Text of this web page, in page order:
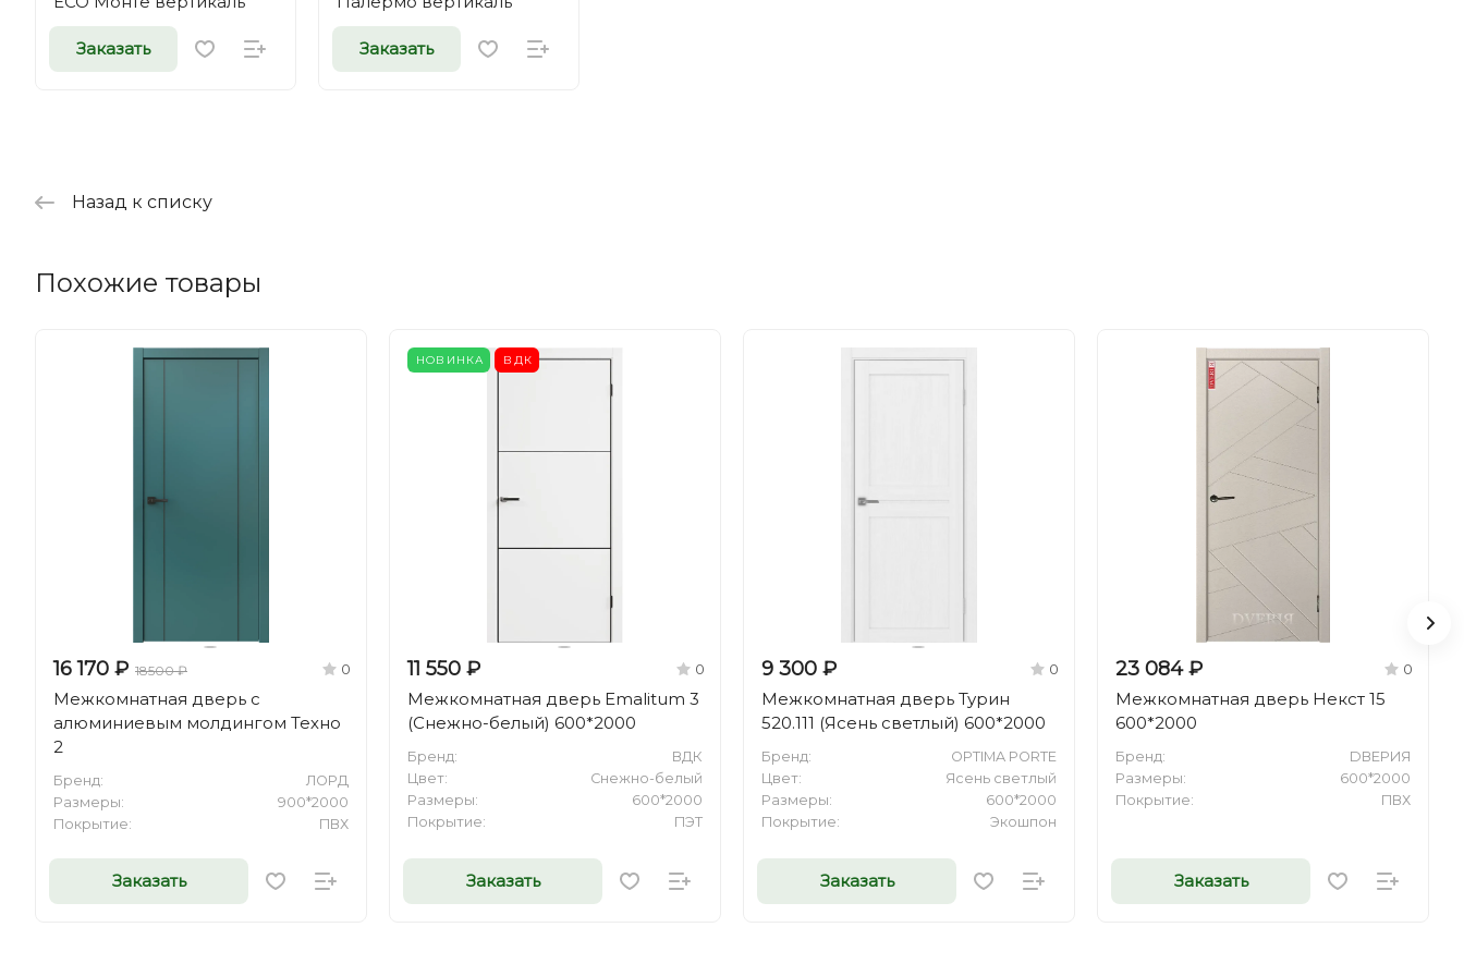
Заказать Заказать
Назад к списку
Похожие товары
16 170 ₽ 18500 ₽ 0
Межкомнатная дверь с
алюминиевым молдингом Техно
2
Бренд:
ЛОРД
Размеры:
900*2000
Покрытие:
ПВХ
Заказать
НОВИНКА ВДК
11 550 ₽ 0
Межкомнатная дверь Emalitum 3
(Снежно-белый) 600*2000
Бренд:
ВДК
Цвет:
Снежно-белый
Размеры:
600*2000
Покрытие:
ПЭТ
Заказать
9 300 ₽ 0
Межкомнатная дверь Турин
520.111 (Ясень светлый) 600*2000
Бренд:
OPTIMA PORTE
Цвет:
Ясень светлый
Размеры:
600*2000
Покрытие:
Экошпон
Заказать
23 084 ₽ 0
Межкомнатная дверь Некст 15
600*2000
Бренд:
DВЕРИЯ
Размеры:
600*2000
Покрытие:
ПВХ
Заказать